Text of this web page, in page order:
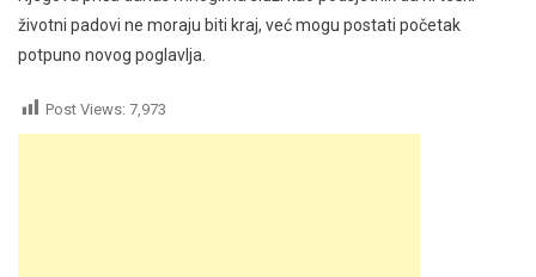
životni padovi ne moraju biti kraj, već mogu postati početak
potpuno novog poglavlja.
Post Views: 7,973